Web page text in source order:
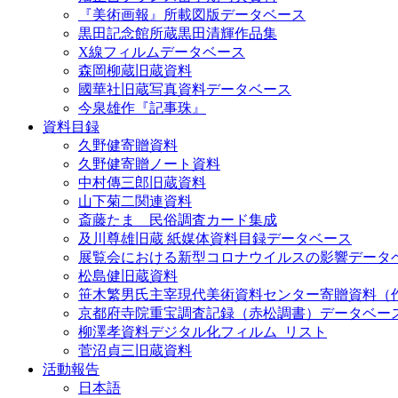
『美術画報』所載図版データベース
黒田記念館所蔵黒田清輝作品集
X線フィルムデータベース
森岡柳蔵旧蔵資料
國華社旧蔵写真資料データベース
今泉雄作『記事珠』
資料目録
久野健寄贈資料
久野健寄贈ノート資料
中村傳三郎旧蔵資料
山下菊二関連資料
斎藤たま 民俗調査カード集成
及川尊雄旧蔵 紙媒体資料目録データベース
展覧会における新型コロナウイルスの影響データ
松島健旧蔵資料
笹木繁男氏主宰現代美術資料センター寄贈資料（
京都府寺院重宝調査記録（赤松調書）データベー
柳澤孝資料デジタル化フィルム_リスト
菅沼貞三旧蔵資料
活動報告
日本語